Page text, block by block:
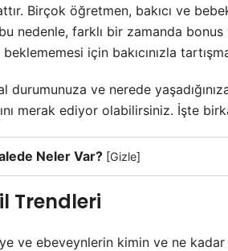
Birçok öğretmen, bakıcı ve
nedenle, farklı bir zamanda bonus
için bakıcınızla
ve nerede
merak ediyor olabilirsiniz. İşte
Neler Var? [Gizle]
Trendleri
ve ebeveynlerin kimin ve ne